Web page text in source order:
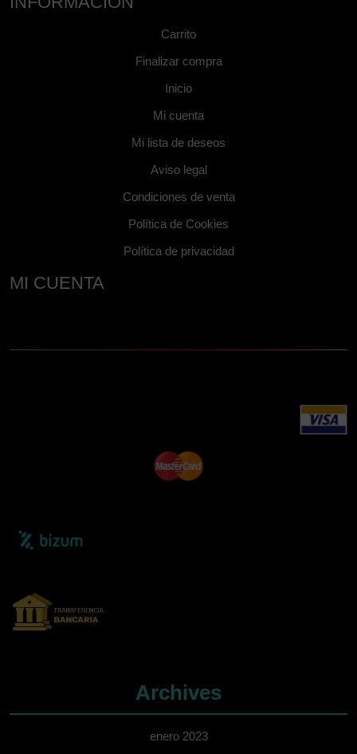
Carrito
Finalizar compra
Inicio
Mi cuenta
Mi lista de deseos
Aviso legal
Condiciones de venta
Política de Cookies
Política de privacidad
MI CUENTA
Archives
enero 2023